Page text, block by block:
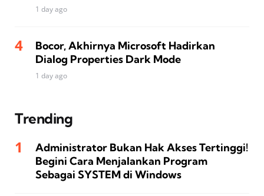
1 day ago
Bocor, Akhirnya Microsoft Hadirkan
Dialog Properties Dark Mode
1 day ago
Trending
Administrator Bukan Hak Akses Tertinggi!
Begini Cara Menjalankan Program
Sebagai SYSTEM di Windows